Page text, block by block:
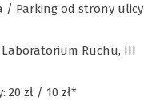
/ Parking od strony ulicy
Laboratorium Ruchu, III
zł / 10 zł*